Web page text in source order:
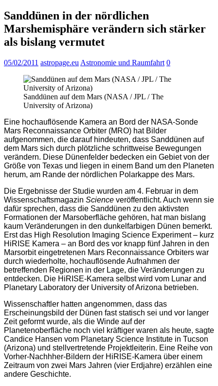
Sanddünen in der nördlichen
Marshemisphäre verändern sich stärker
als bislang vermutet
05/02/2011 astropage.eu Astronomie und Raumfahrt 0
Sanddünen auf dem Mars (NASA / JPL / The
University of Arizona)
Eine hochauflösende Kamera an Bord der NASA-Sonde
Mars Reconnaissance Orbiter (MRO) hat Bilder
aufgenommen, die darauf hindeuten, dass Sanddünen auf
dem Mars sich durch plötzliche schrittweise Bewegungen
verändern. Diese Dünenfelder bedecken ein Gebiet von der
Größe von Texas und liegen in einem Band um den Planeten
herum, am Rande der nördlichen Polarkappe des Mars.
Die Ergebnisse der Studie wurden am 4. Februar in dem
Wissenschaftsmagazin Science veröffentlicht. Auch wenn sie
dafür sprechen, dass die Sanddünen zu den aktivsten
Formationen der Marsoberfläche gehören, hat man bislang
kaum Veränderungen in den dunkelfarbigen Dünen bemerkt.
Erst das High Resolution Imaging Science Experiment – kurz
HiRISE Kamera – an Bord des vor knapp fünf Jahren in den
Marsorbit eingetretenen Mars Reconnaissance Orbiters war
durch wiederholte, hochauflösende Aufnahmen der
betreffenden Regionen in der Lage, die Veränderungen zu
entdecken. Die HiRISE-Kamera selbst wird vom Lunar and
Planetary Laboratory der University of Arizona betrieben.
Wissenschaftler hatten angenommen, dass das
Erscheinungsbild der Dünen fast statisch sei und vor langer
Zeit geformt wurde, als die Winde auf der
Planetenoberfläche noch viel kräftiger waren als heute, sagte
Candice Hansen vom Planetary Science Institute in Tucson
(Arizona) und stellvertretende Projektleiterin. Eine Reihe von
Vorher-Nachhher-Bildern der HiRISE-Kamera über einem
Zeitraum von zwei Mars Jahren (vier Erdjahre) erzählen eine
andere Geschichte.